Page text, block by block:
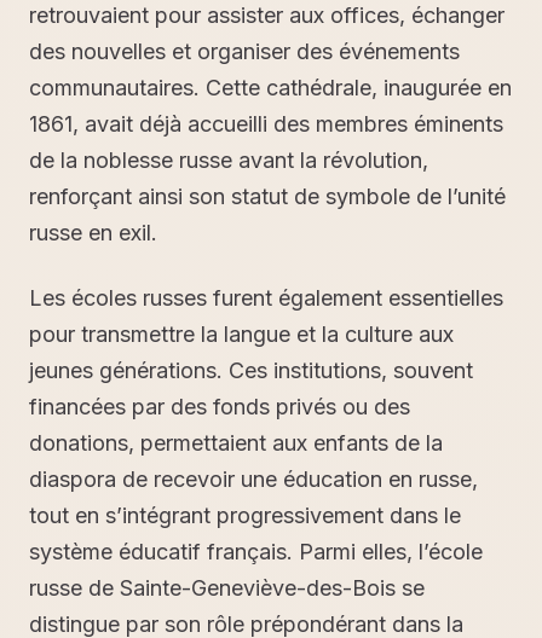
retrouvaient pour assister aux offices, échanger
des nouvelles et organiser des événements
communautaires. Cette cathédrale, inaugurée en
1861, avait déjà accueilli des membres éminents
de la noblesse russe avant la révolution,
renforçant ainsi son statut de symbole de l’unité
russe en exil.
Les écoles russes furent également essentielles
pour transmettre la langue et la culture aux
jeunes générations. Ces institutions, souvent
financées par des fonds privés ou des
donations, permettaient aux enfants de la
diaspora de recevoir une éducation en russe,
tout en s’intégrant progressivement dans le
système éducatif français. Parmi elles, l’école
russe de Sainte-Geneviève-des-Bois se
distingue par son rôle prépondérant dans la